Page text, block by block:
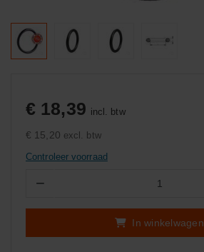
€ 18,39 incl. btw
€ 15,20 excl. btw
Controleer voorraad
−
In winkelwagen